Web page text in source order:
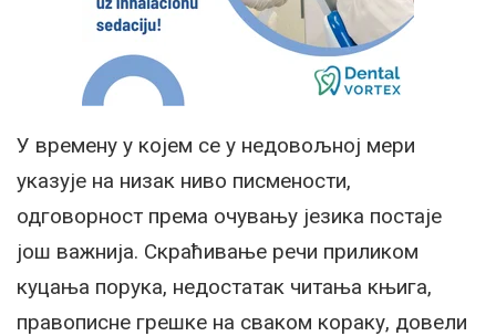
У времену у којем се у недовољној мери
указује на низак ниво писмености,
одговорност према очувању језика постаје
још важнија. Скраћивање речи приликом
куцања порука, недостатак читања књига,
правописне грешке на сваком кораку, довели